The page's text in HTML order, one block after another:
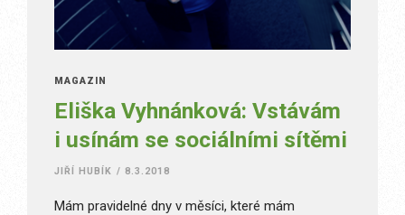
MAGAZÍN
Eliška Vyhnánková: Vstávám
i usínám se sociálními sítěmi
JIŘÍ HUBÍK / 8.3.2018
Mám pravidelné dny v měsíci, které mám